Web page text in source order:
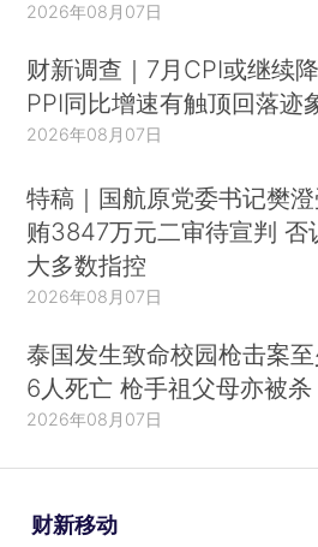
2026年08月07日
财新调查｜7月CPI或继续
PPI同比增速有触顶回落迹
2026年08月07日
特稿｜国航原党委书记樊
贿3847万元二审待宣判 否
大多数指控
2026年08月07日
泰国发生致命校园枪击案
6人死亡 枪手祖父母亦被杀
2026年08月07日
财新移动